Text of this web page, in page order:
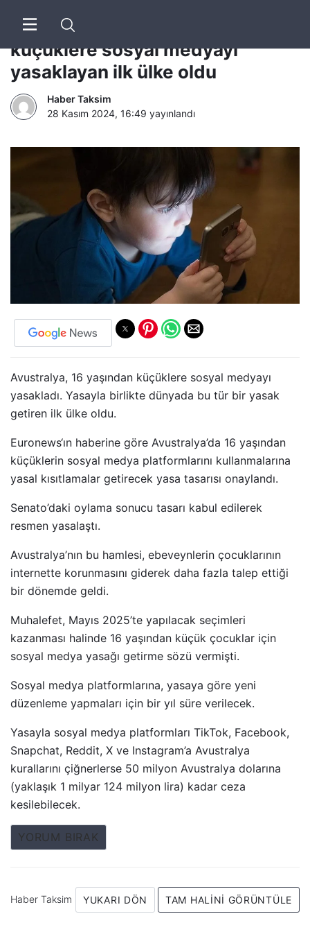
Avustralya, 16 yaşından
küçüklere sosyal medyayı
yasaklayan ilk ülke oldu
Haber Taksim
28 Kasım 2024, 16:49 yayınlandı
Avustralya, 16 yaşından küçüklere sosyal medyayı
yasakladı. Yasayla birlikte dünyada bu tür bir yasak
getiren ilk ülke oldu.
Euronews‘ın haberine göre Avustralya’da 16 yaşından
küçüklerin sosyal medya platformlarını kullanmalarına
yasal kısıtlamalar getirecek yasa tasarısı onaylandı.
Senato’daki oylama sonucu tasarı kabul edilerek
resmen yasalaştı.
Avustralya’nın bu hamlesi, ebeveynlerin çocuklarının
internette korunmasını giderek daha fazla talep ettiği
bir dönemde geldi.
Muhalefet, Mayıs 2025’te yapılacak seçimleri
kazanması halinde 16 yaşından küçük çocuklar için
sosyal medya yasağı getirme sözü vermişti.
Sosyal medya platformlarına, yasaya göre yeni
düzenleme yapmaları için bir yıl süre verilecek.
Yasayla sosyal medya platformları TikTok, Facebook,
Snapchat, Reddit, X ve Instagram’a Avustralya
kurallarını çiğnerlerse 50 milyon Avustralya dolarına
(yaklaşık 1 milyar 124 milyon lira) kadar ceza
kesilebilecek.
YORUM BIRAK
Haber Taksim YUKARI DÖN TAM HALINI GÖRÜNTÜLE